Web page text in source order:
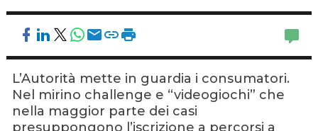
L’Autorità mette in guardia i consumatori.
Nel mirino challenge e “videogiochi” che
nella maggior parte dei casi
presuppongono l’iscrizione a percorsi a